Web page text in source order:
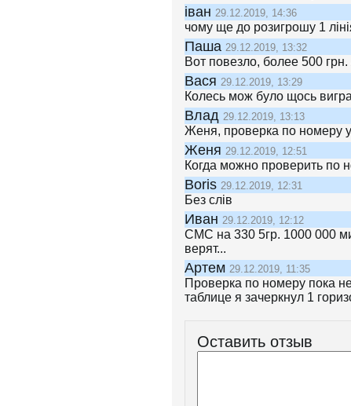
іван 29.12.2019, 14:36
чому ще до розигрошу 1
Паша 29.12.2019, 13:32
Вот повезло, более 500
Вася 29.12.2019, 13:29
Колесь мож було щось
Влад 29.12.2019, 13:13
Женя, проверка по номеру
Женя 29.12.2019, 12:51
Когда можно проверить по
Boris 29.12.2019, 12:31
Без слів
Иван 29.12.2019, 12:12
СМС на 330 5гр. 1000 000
верят...
Артем 29.12.2019, 11:35
Проверка по номеру пока
таблице я зачеркнул 1
Оставить отзыв